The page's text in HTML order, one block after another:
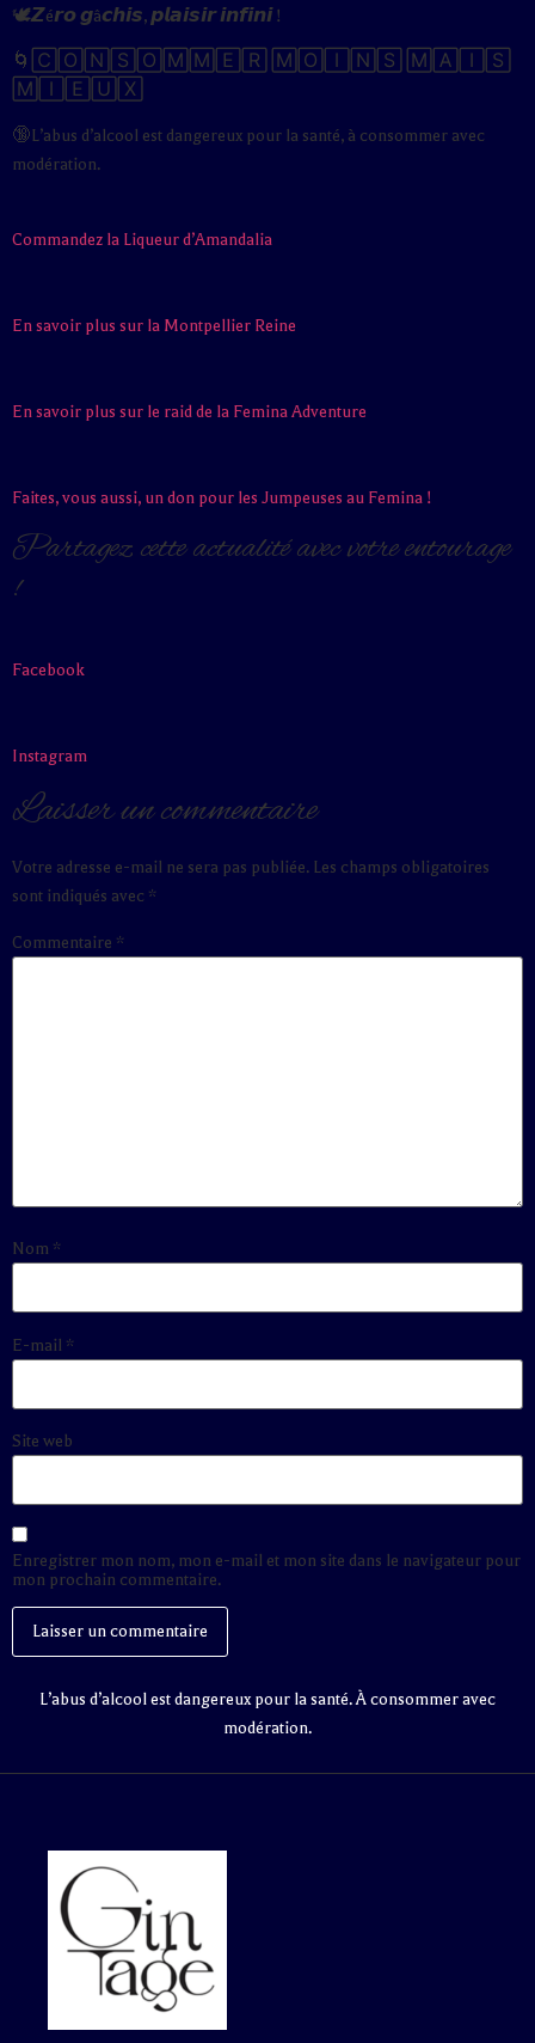
🕊️𝙕é𝙧𝙤 𝙜â𝙘𝙝𝙞𝙨, 𝙥𝙡𝙖𝙞𝙨𝙞𝙧 𝙞𝙣𝙛𝙞𝙣𝙞 !
🌀🄲🄾🄽🅂🄾🄼🄼🄴🅁 🄼🄾🄸🄽🅂 🄼🄰🄸🅂
🄼🄸🄴🅄🅇
🔞L’abus d’alcool est dangereux pour la santé, à consommer avec
modération.
Commandez la Liqueur d’Amandalia
En savoir plus sur la Montpellier Reine
En savoir plus sur le raid de la Femina Adventure
Faites, vous aussi, un don pour les Jumpeuses au Femina !
Partagez cette actualité avec votre entourage
!
Facebook
Instagram
Laisser un commentaire
Votre adresse e-mail ne sera pas publiée. Les champs obligatoires
sont indiqués avec *
Commentaire *
Nom *
E-mail *
Site web
Enregistrer mon nom, mon e-mail et mon site dans le navigateur pour
mon prochain commentaire.
L’abus d’alcool est dangereux pour la santé. À consommer avec
modération.